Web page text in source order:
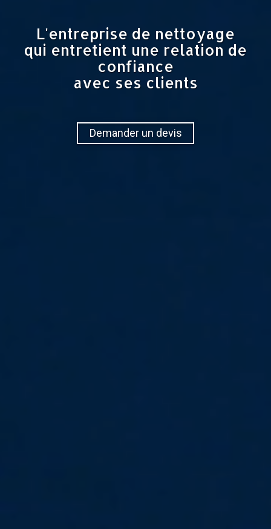
L'entreprise de nettoyage
qui entretient une relation de
confiance
avec ses clients
Demander un devis